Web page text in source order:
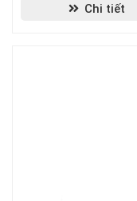
Chi tiết